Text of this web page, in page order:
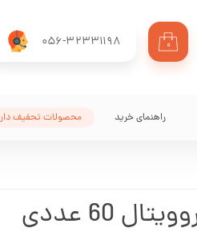
056-32331198 ۰
محصولات تحفیف دار راهنمای خرید